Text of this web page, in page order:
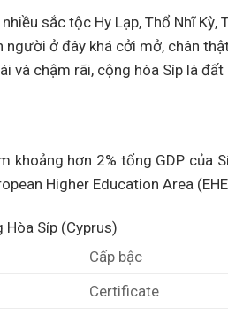
sắc tộc Hy Lạp, Thổ Nhĩ
người ở đây khá cởi mở, chân
và chậm rãi, cộng hòa Síp là
khoảng hơn 2% tổng GDP
Higher Education Area
Síp (Cyprus)
Cấp bậc
Certificate